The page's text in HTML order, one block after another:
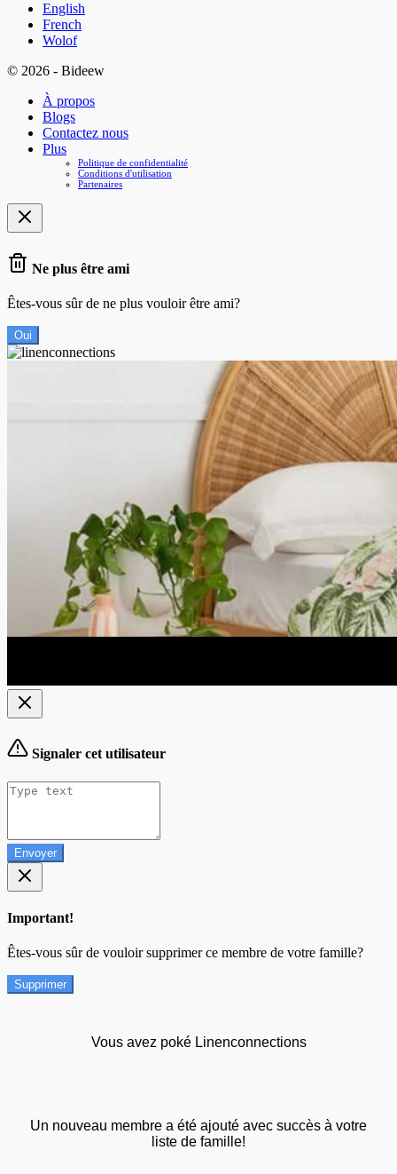
English
French
Wolof
© 2026 - Bideew
À propos
Blogs
Contactez nous
Plus
Politique de confidentialité
Conditions d'utilisation
Partenaires
Ne plus être ami
Êtes-vous sûr de ne plus vouloir être ami?
Oui
Signaler cet utilisateur
Envoyer
Important!
Êtes-vous sûr de vouloir supprimer ce membre de votre famille?
Supprimer
Vous avez poké Linenconnections
Un nouveau membre a été ajouté avec succès à votre
liste de famille!